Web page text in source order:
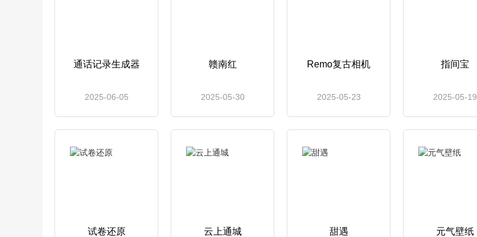
通话记录生成器
2025-06-05
赣南红
2025-05-30
Remo复古相机
2025-05-23
指间宝
2025-05-19
试卷还原 云上通城 甜遇 元气壁纸